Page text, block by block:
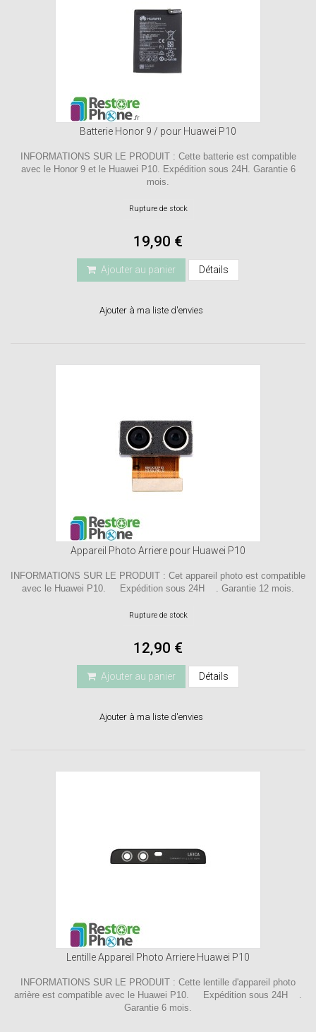
Batterie Honor 9 / pour Huawei P10
INFORMATIONS SUR LE PRODUIT : Cette batterie est compatible
avec le Honor 9 et le Huawei P10. Expédition sous 24H. Garantie 6
mois.
Rupture de stock
19,90 €
Ajouter au panier Détails
Ajouter à ma liste d'envies
Appareil Photo Arriere pour Huawei P10
INFORMATIONS SUR LE PRODUIT : Cet appareil photo est compatible
avec le Huawei P10. Expédition sous 24H . Garantie 12 mois.
Rupture de stock
12,90 €
Ajouter au panier Détails
Ajouter à ma liste d'envies
Lentille Appareil Photo Arriere Huawei P10
INFORMATIONS SUR LE PRODUIT : Cette lentille d'appareil photo
arrière est compatible avec le Huawei P10. Expédition sous 24H .
Garantie 6 mois.